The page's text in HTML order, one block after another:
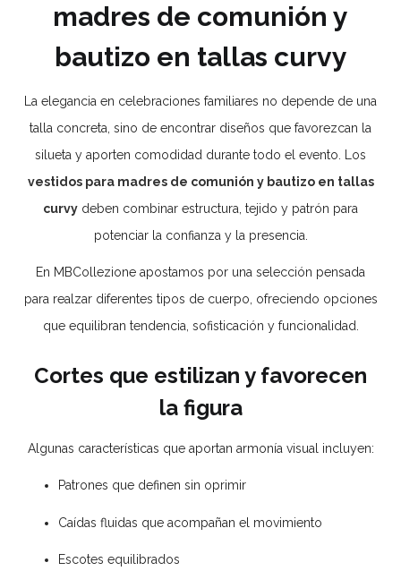
madres de comunión y
bautizo en tallas curvy
La elegancia en celebraciones familiares no depende de una
talla concreta, sino de encontrar diseños que favorezcan la
silueta y aporten comodidad durante todo el evento. Los
vestidos para madres de comunión y bautizo en tallas
curvy deben combinar estructura, tejido y patrón para
potenciar la confianza y la presencia.
En MBCollezione apostamos por una selección pensada
para realzar diferentes tipos de cuerpo, ofreciendo opciones
que equilibran tendencia, sofisticación y funcionalidad.
Cortes que estilizan y favorecen
la figura
Algunas características que aportan armonía visual incluyen:
Patrones que definen sin oprimir
Caídas fluidas que acompañan el movimiento
Escotes equilibrados